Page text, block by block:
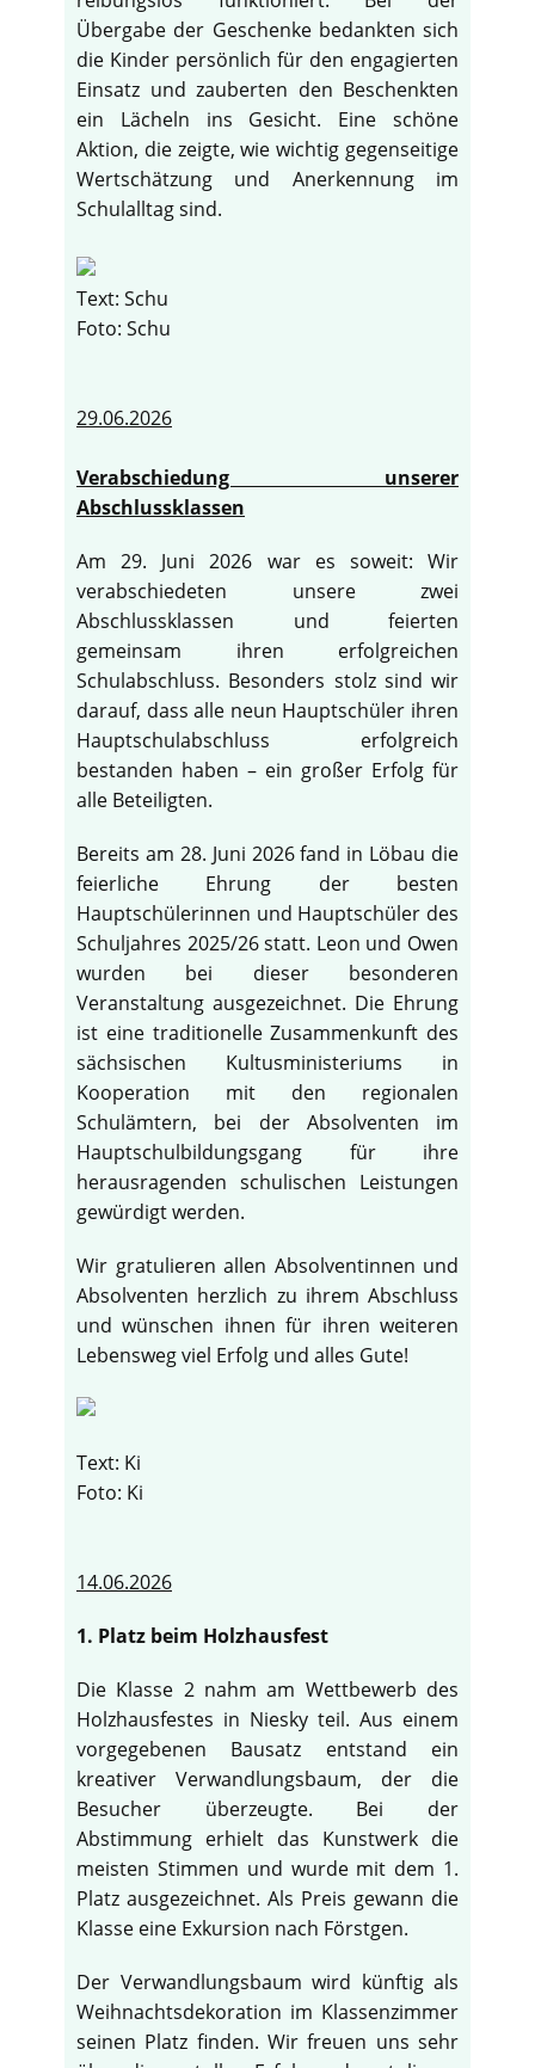
Übergabe der Geschenke bedankten sich
die Kinder persönlich für den engagierten
Einsatz und zauberten den Beschenkten
ein Lächeln ins Gesicht. Eine schöne
Aktion, die zeigte, wie wichtig gegenseitige
Wertschätzung und Anerkennung im
Schulalltag sind.
Text: Schu
Foto: Schu
29.06.2026
Verabschiedung unserer
Abschlussklassen
Am 29. Juni 2026 war es soweit: Wir
verabschiedeten unsere zwei
Abschlussklassen und feierten
gemeinsam ihren erfolgreichen
Schulabschluss. Besonders stolz sind wir
darauf, dass alle neun Hauptschüler ihren
Hauptschulabschluss erfolgreich
bestanden haben – ein großer Erfolg für
alle Beteiligten.
Bereits am 28. Juni 2026 fand in Löbau die
feierliche Ehrung der besten
Hauptschülerinnen und Hauptschüler des
Schuljahres 2025/26 statt. Leon und Owen
wurden bei dieser besonderen
Veranstaltung ausgezeichnet. Die Ehrung
ist eine traditionelle Zusammenkunft des
sächsischen Kultusministeriums in
Kooperation mit den regionalen
Schulämtern, bei der Absolventen im
Hauptschulbildungsgang für ihre
herausragenden schulischen Leistungen
gewürdigt werden.
Wir gratulieren allen Absolventinnen und
Absolventen herzlich zu ihrem Abschluss
und wünschen ihnen für ihren weiteren
Lebensweg viel Erfolg und alles Gute!
Text: Ki
Foto: Ki
14.06.2026
1. Platz beim Holzhausfest
Die Klasse 2 nahm am Wettbewerb des
Holzhausfestes in Niesky teil. Aus einem
vorgegebenen Bausatz entstand ein
kreativer Verwandlungsbaum, der die
Besucher überzeugte. Bei der
Abstimmung erhielt das Kunstwerk die
meisten Stimmen und wurde mit dem 1.
Platz ausgezeichnet. Als Preis gewann die
Klasse eine Exkursion nach Förstgen.
Der Verwandlungsbaum wird künftig als
Weihnachtsdekoration im Klassenzimmer
seinen Platz finden. Wir freuen uns sehr